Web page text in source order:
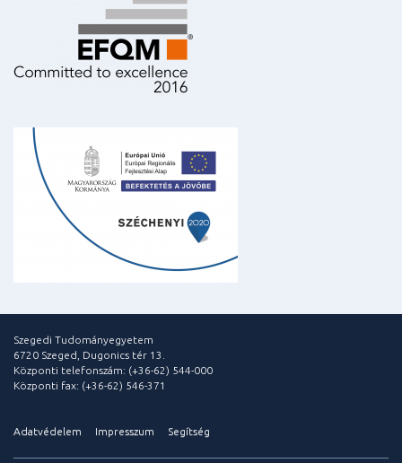
Szegedi Tudományegyetem
6720 Szeged, Dugonics tér 13.
Központi telefonszám: (+36-62) 544-000
Központi fax: (+36-62) 546-371
Adatvédelem Impresszum Segítség